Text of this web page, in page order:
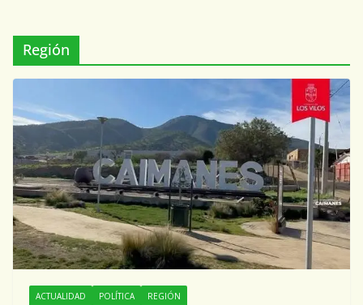
Región
ACTUALIDAD POLÍTICA REGIÓN